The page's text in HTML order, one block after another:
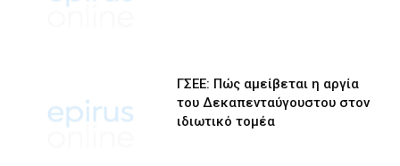
ΓΣΕΕ: Πώς αμείβεται η αργία
του Δεκαπενταύγουστου στον
ιδιωτικό τομέα